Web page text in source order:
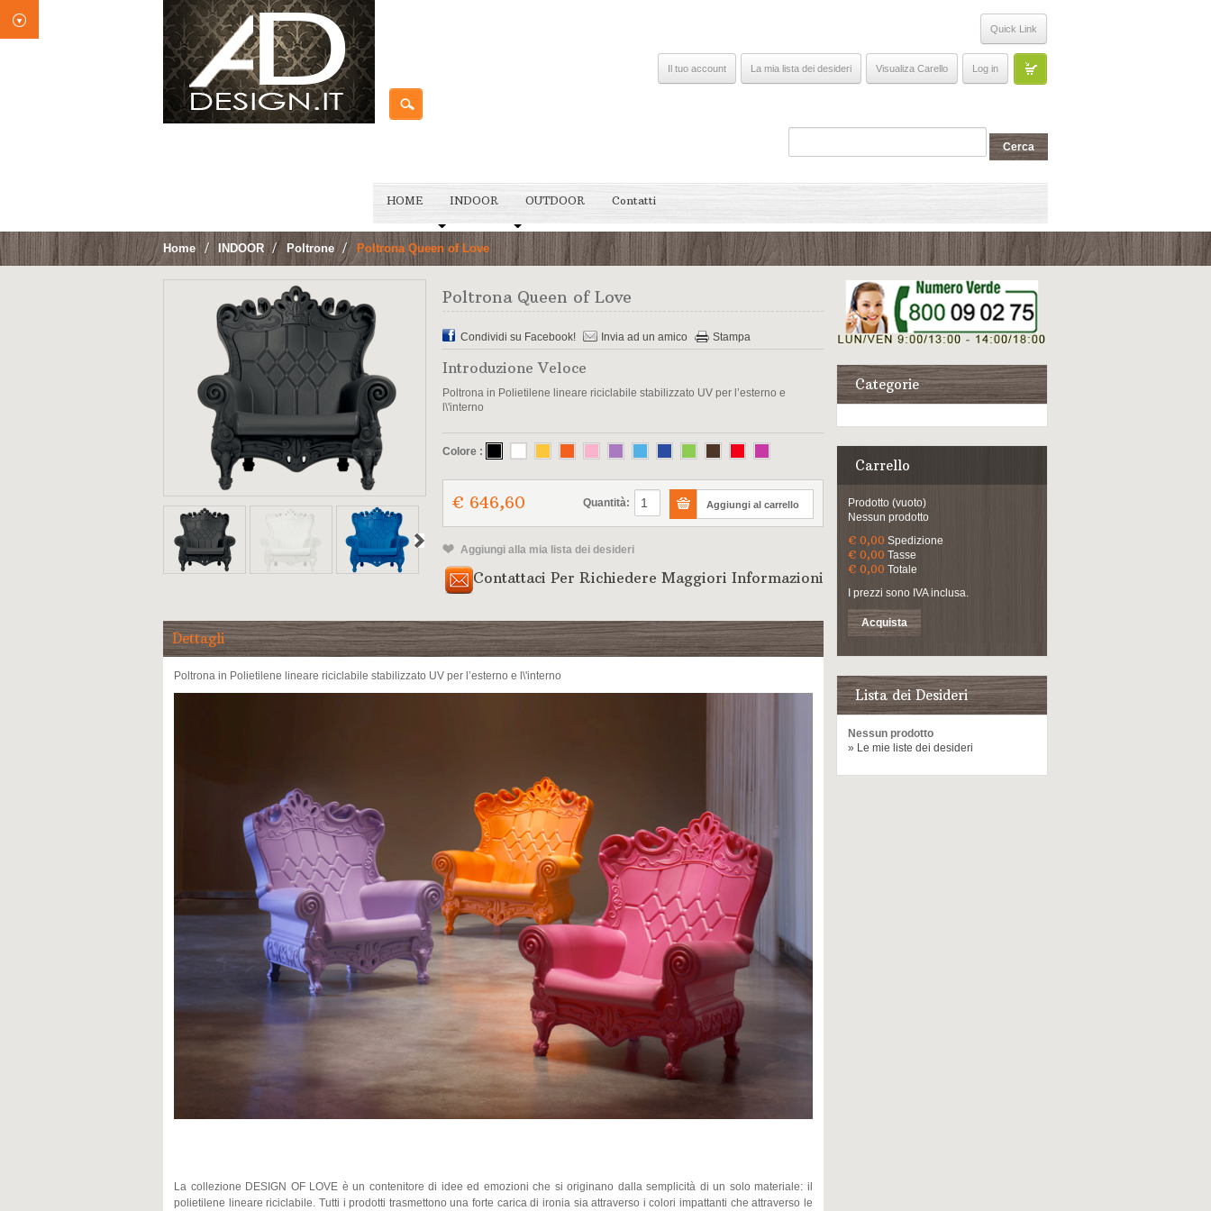
Quick Link
Il tuo account La mia lista dei desideri Visualiza Carello Log in
HOME INDOOR OUTDOOR Contatti
Home > INDOOR > Poltrone > Poltrona Queen of Love
Poltrona Queen of Love
Condividi su Facebook! Invia ad un amico Stampa
Introduzione Veloce
Poltrona in Polietilene lineare riciclabile stabilizzato UV per l’esterno e
l\'interno
Colore :
€ 646,60 Quantità:
Aggiungi alla mia lista dei desideri
Contattaci Per Richiedere Maggiori Informazioni
Dettagli
Poltrona in Polietilene lineare riciclabile stabilizzato UV per l’esterno e l\'interno
La collezione DESIGN OF LOVE è un contenitore di idee ed emozioni che si originano dalla semplicità di un solo materiale: il
polietilene lineare riciclabile. Tutti i prodotti trasmettono una forte carica di ironia sia attraverso i colori impattanti che attraverso le
Categorie
Carrello
Prodotto (vuoto)
Nessun prodotto
€ 0,00 Spedizione
€ 0,00 Tasse
€ 0,00 Totale
I prezzi sono IVA inclusa.
Acquista
Lista dei Desideri
Nessun prodotto
» Le mie liste dei desideri